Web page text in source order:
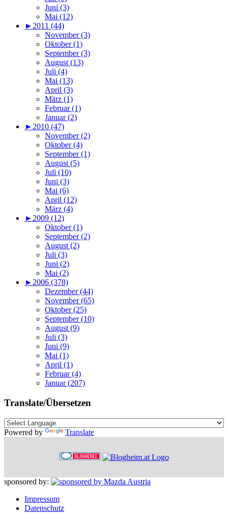
Juni (3)
Mai (12)
►2011 (44)
November (3)
Oktober (1)
September (3)
August (13)
Juli (4)
Mai (13)
April (3)
März (1)
Februar (1)
Januar (2)
►2010 (47)
November (2)
Oktober (4)
September (1)
August (5)
Juli (10)
Juni (3)
Mai (6)
April (12)
März (4)
►2009 (12)
Oktober (1)
September (2)
August (2)
Juli (3)
Juni (2)
Mai (2)
►2006 (378)
Dezember (44)
November (65)
Oktober (25)
September (10)
August (9)
Juli (3)
Juni (9)
Mai (1)
April (1)
Februar (4)
Januar (207)
Translate/Übersetzen
Powered by Translate
sponsored by:
Impressum
Datenschutz